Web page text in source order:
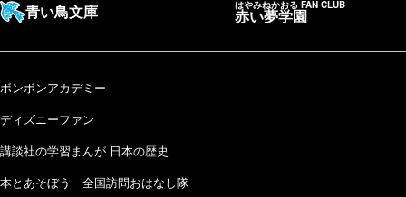
青い鳥文庫
はやみねかおる FAN CLUB
赤い夢学園
ボンボンアカデミー
ディズニーファン
講談社の学習まんが 日本の歴史
本とあそぼう 全国訪問おはなし隊